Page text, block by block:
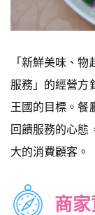
「新鮮美味、
服務」的經營方
王國的目標。餐
回饋服務的心態
大的消費顧客。
商